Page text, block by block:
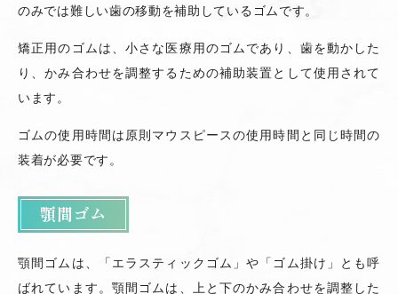
のみでは難しい歯の移動を補助しているゴムです。
矯正用のゴムは、小さな医療用のゴムであり、歯を動かした
り、かみ合わせを調整するための補助装置として使用されて
います。
ゴムの使用時間は原則マウスピースの使用時間と同じ時間の
装着が必要です。
顎間ゴム
顎間ゴムは、「エラスティックゴム」や「ゴム掛け」とも呼
ばれています。顎間ゴムは、上と下のかみ合わせを調整した